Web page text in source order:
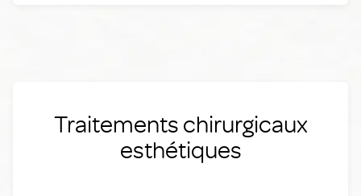
Traitements chirurgicaux
esthétiques